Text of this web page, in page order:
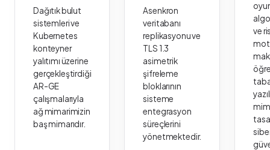
Dağıtık bulut
sistemleri ve
Kubernetes
konteyner
yalıtımı üzerine
gerçekleştirdiği
AR-GE
çalışmalarıyla
ağ mimarimizin
baş mimarıdır.
Asenkron
veritabanı
replikasyonu ve
TLS 1.3
asimetrik
şifreleme
bloklarının
sisteme
entegrasyon
süreçlerini
yönetmektedir.
ve